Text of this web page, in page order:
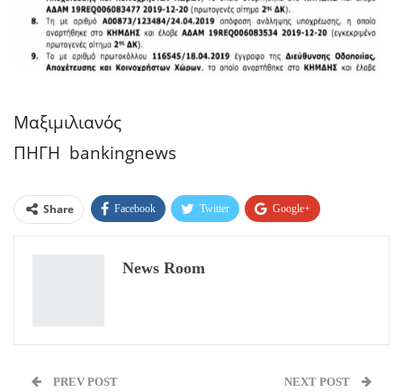
Μαξιμιλιανός
ΠΗΓΗ bankingnews
Share Facebook Twitter Google+
News Room
PREV POST NEXT POST